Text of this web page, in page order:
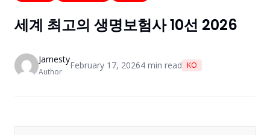
세계 최고의 생명보험사 10선 2026
Jamesty
Author
February 17, 20264 min read KO